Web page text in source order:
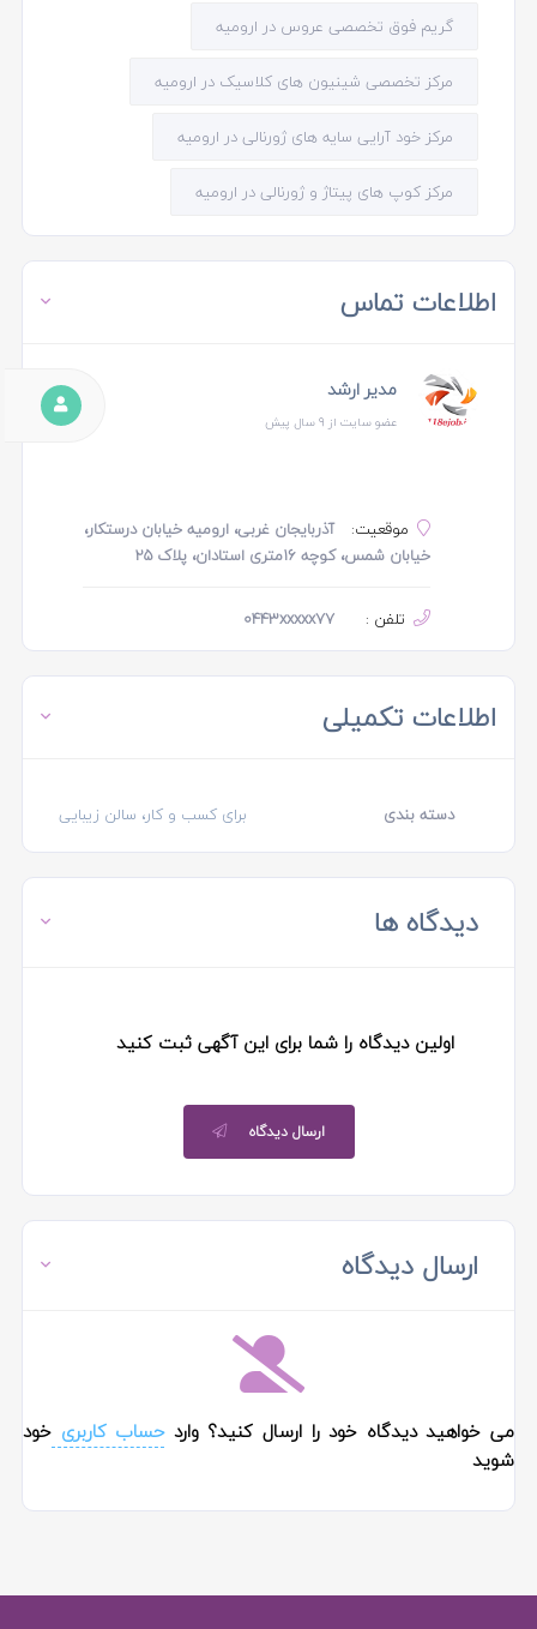
گریم فوق تخصصی عروس در ارومیه
مرکز تخصصی شینیون های کلاسیک در ارومیه
مرکز خود آرایی سایه های ژورنالی در ارومیه
مرکز کوپ های پیتاژ و ژورنالی در ارومیه
اطلاعات تماس
مدیر ارشد
عضو سایت از 9 سال پیش
موقعیت:
آذربایجان غربی، ارومیه خیابان درستکار،
خیابان شمس، کوچه ۱۶متری استادان، پلاک 25
تلفن : 0443xxxxx77
اطلاعات تکمیلی
دسته بندی برای کسب و کار، سالن زیبایی
دیدگاه ها
اولین دیدگاه را شما برای این آگهی ثبت کنید
ارسال دیدگاه
ارسال دیدگاه
می خواهید دیدگاه خود را ارسال کنید؟ واردحساب کاربریخود
شوید